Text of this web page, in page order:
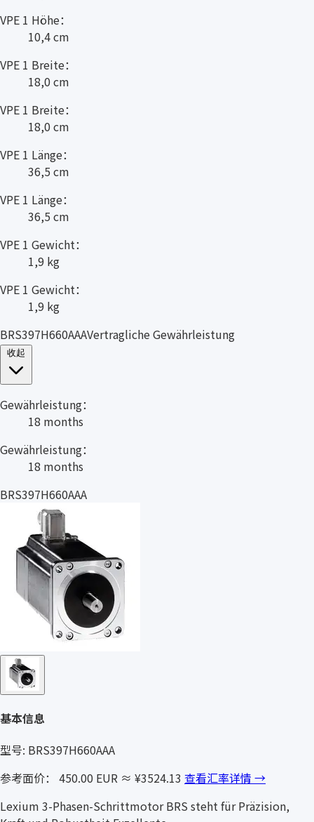
VPE 1 Höhe：
10,4 cm
VPE 1 Breite：
18,0 cm
VPE 1 Breite：
18,0 cm
VPE 1 Länge：
36,5 cm
VPE 1 Länge：
36,5 cm
VPE 1 Gewicht：
1,9 kg
VPE 1 Gewicht：
1,9 kg
BRS397H660AAAVertragliche Gewährleistung
Gewährleistung：
18 months
Gewährleistung：
18 months
BRS397H660AAA
基本信息
型号: BRS397H660AAA
参考面价： 450.00 EUR ≈ ¥3524.13 查看汇率详情 →
Lexium 3-Phasen-Schrittmotor BRS steht für Präzision,